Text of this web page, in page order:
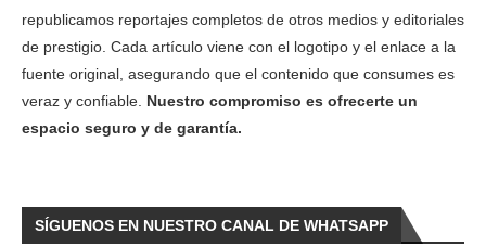
republicamos reportajes completos de otros medios y editoriales
de prestigio. Cada artículo viene con el logotipo y el enlace a la
fuente original, asegurando que el contenido que consumes es
veraz y confiable. Nuestro compromiso es ofrecerte un
espacio seguro y de garantía.
SÍGUENOS EN NUESTRO CANAL DE WHATSAPP